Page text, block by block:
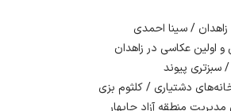
‌اولین ‌عکاسی ‌در ‌زاهدان
پیوند
دشتیاری / کلثوم بزی
‌منطقه‌ آزاد‌ چابهار